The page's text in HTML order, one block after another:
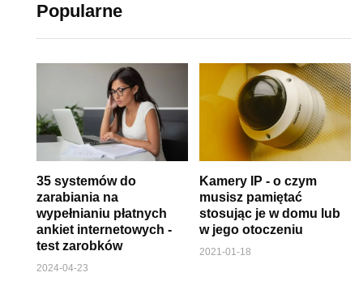
Popularne
35 systemów do
zarabiania na
wypełnianiu płatnych
ankiet internetowych -
test zarobków
2024-04-23
Kamery IP - o czym
musisz pamiętać
stosując je w domu lub
w jego otoczeniu
2021-01-18